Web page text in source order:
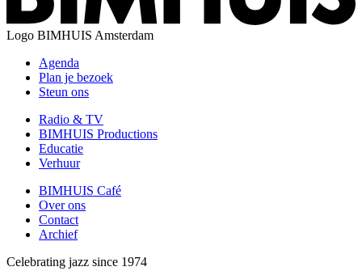
Logo BIMHUIS Amsterdam
Agenda
Plan je bezoek
Steun ons
Radio & TV
BIMHUIS Productions
Educatie
Verhuur
BIMHUIS Café
Over ons
Contact
Archief
Celebrating jazz since 1974